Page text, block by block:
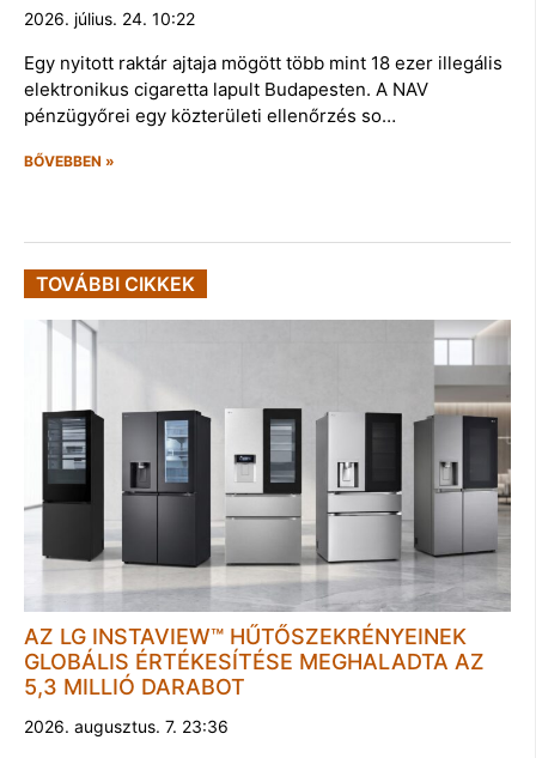
2026. július. 24. 10:22
Egy nyitott raktár ajtaja mögött több mint 18 ezer illegális
elektronikus cigaretta lapult Budapesten. A NAV
pénzügyőrei egy közterületi ellenőrzés so…
BŐVEBBEN »
TOVÁBBI CIKKEK
AZ LG INSTAVIEW™ HŰTŐSZEKRÉNYEINEK
GLOBÁLIS ÉRTÉKESÍTÉSE MEGHALADTA AZ
5,3 MILLIÓ DARABOT
2026. augusztus. 7. 23:36